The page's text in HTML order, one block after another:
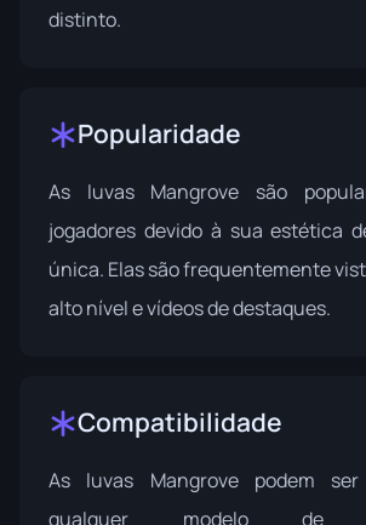
distinto.
Popularidade
As luvas Mangrove são
jogadores devido à sua estética
única. Elas são frequentemente
alto nível e vídeos de destaques.
Compatibilidade
As luvas Mangrove podem
qualquer modelo de